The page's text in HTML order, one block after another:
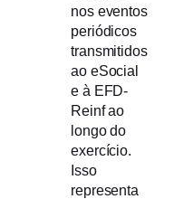
nos eventos
periódicos
transmitidos
ao eSocial
e à EFD-
Reinf ao
longo do
exercício.
Isso
representa